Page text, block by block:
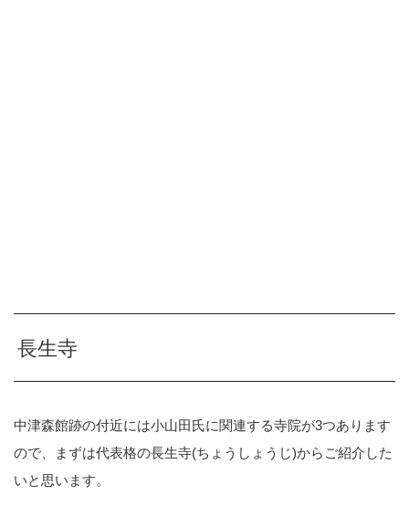
長生寺
中津森館跡の付近には小山田氏に関連する寺院が3つあります
ので、まずは代表格の長生寺(ちょうしょうじ)からご紹介した
いと思います。